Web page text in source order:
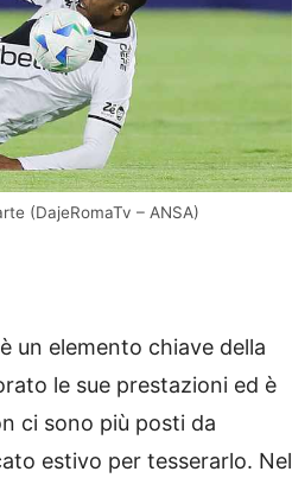
(DajeRomaTv – ANSA)
un elemento chiave della
le sue prestazioni ed è
ci sono più posti da
estivo per tesserarlo. Nel